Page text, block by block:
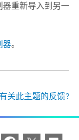
重新导入到另一
器。
有关此主题的反馈?